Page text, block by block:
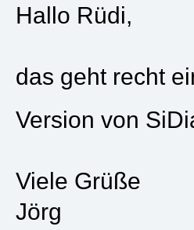
Hallo Rüdi,
das geht recht
Version von
Viele Grüße
Jörg